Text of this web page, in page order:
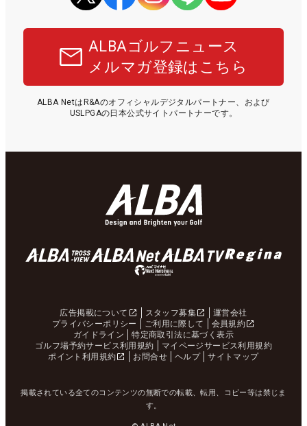
ALBAゴルフニュース
メルマガ登録はこちら
ALBA NetはR&Aのオフィシャルデジタルパートナー、および
USLPGAの日本公式サイトパートナーです。
広告掲載について スタッフ募集
運営会社
プライバシーポリシー
ご利用に際して
会員規約
ガイドライン
特定商取引法に基づく表示
ゴルフ場予約サービス利用規約
マイページサービス利用規約
ポイント利用規約
お問合せ ヘルプ サイトマップ
掲載されている全てのコンテンツの無断での転載、転用、コピー等は禁じま
す。